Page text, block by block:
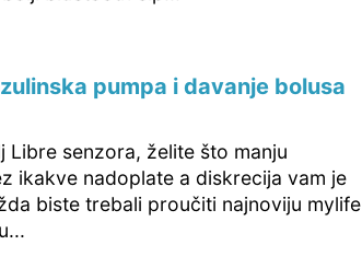
pumpa i davanje bolusa
Libre senzora, želite što manju
ikakve nadoplate a diskrecija vam je
biste trebali proučiti najnoviju mylife